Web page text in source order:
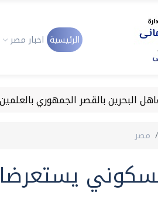
الرئيسية اخبار مصر
بالقصر الجمهوري بالعلمين الجديدة
مصر